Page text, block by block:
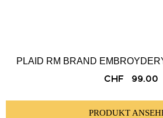
PLAID RM BRAND
CHF 99.00
PRODUKT